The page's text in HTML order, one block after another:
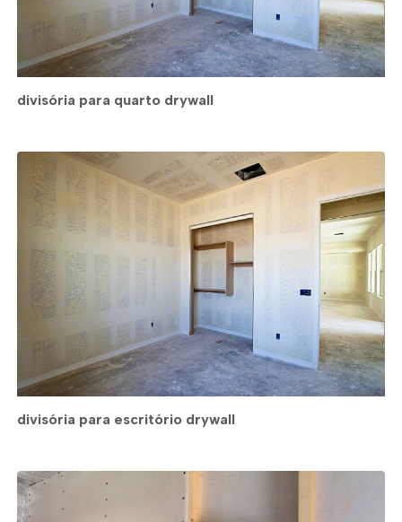
divisória para quarto drywall
divisória para escritório drywall